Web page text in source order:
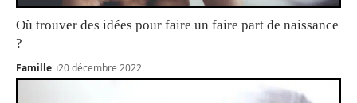
Où trouver des idées pour faire un faire part de naissance
?
Famille 20 décembre 2022